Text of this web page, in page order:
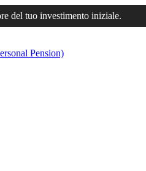
del tuo investimento iniziale.
Pension)